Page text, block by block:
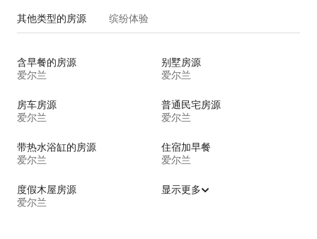
其他类型的房源 缤纷体验
含早餐的房源
爱尔兰
别墅房源
爱尔兰
房车房源
爱尔兰
普通民宅房源
爱尔兰
带热水浴缸的房源
爱尔兰
住宿加早餐
爱尔兰
度假木屋房源
爱尔兰
显示更多